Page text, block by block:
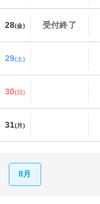
28(金) 受付終了
29(土)
30(日)
31(月)
8月